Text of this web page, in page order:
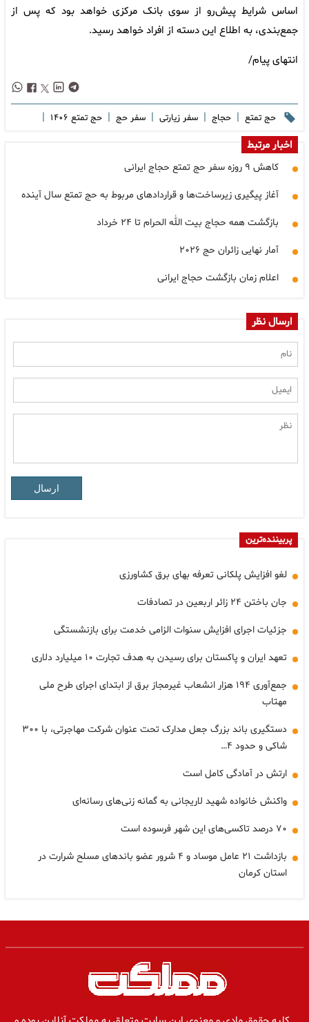
اساس شرایط پیش‌رو از سوی بانک مرکزی خواهد بود که پس از
جمع‌بندی، به اطلاع این دسته از افراد خواهد رسید.
انتهای پیام/
حج تمتع | حجاج | سفر زیارتی | سفر حج | حج تمتع ۱۴۰۶ |
اخبار مرتبط
کاهش ۹ روزه سفر حج تمتع حجاج ایرانی
آغاز پیگیری زیرساخت‌ها و قراردادهای مربوط به حج تمتع سال آینده
بازگشت همه حجاج بیت الله الحرام تا ۲۴ خرداد
آمار نهایی زائران حج ۲۰۲۶
اعلام زمان بازگشت حجاج ایرانی
ارسال نظر
ارسال
پربیننده‌ترین
لغو افزایش پلکانی تعرفه بهای برق کشاورزی
جان باختن ۲۴ زائر اربعین در تصادفات
جزئیات اجرای افزایش سنوات الزامی خدمت برای بازنشستگی
تعهد ایران و پاکستان برای رسیدن به هدف تجارت ۱۰ میلیارد دلاری
جمع‌آوری ۱۹۴ هزار انشعاب غیرمجاز برق از ابتدای اجرای طرح ملی
مهتاب
دستگیری باند بزرگ جعل مدارک تحت عنوان شرکت مهاجرتی، با ۳۰۰
شاکی و حدود ۴…
ارتش در آمادگی کامل است
واکنش خانواده شهید لاریجانی به گمانه زنی‌های رسانه‌ای
۷۰ درصد تاکسی‌های این شهر فرسوده است
بازداشت ۲۱ عامل موساد و ۴ شرور عضو باندهای مسلح شرارت در
استان کرمان